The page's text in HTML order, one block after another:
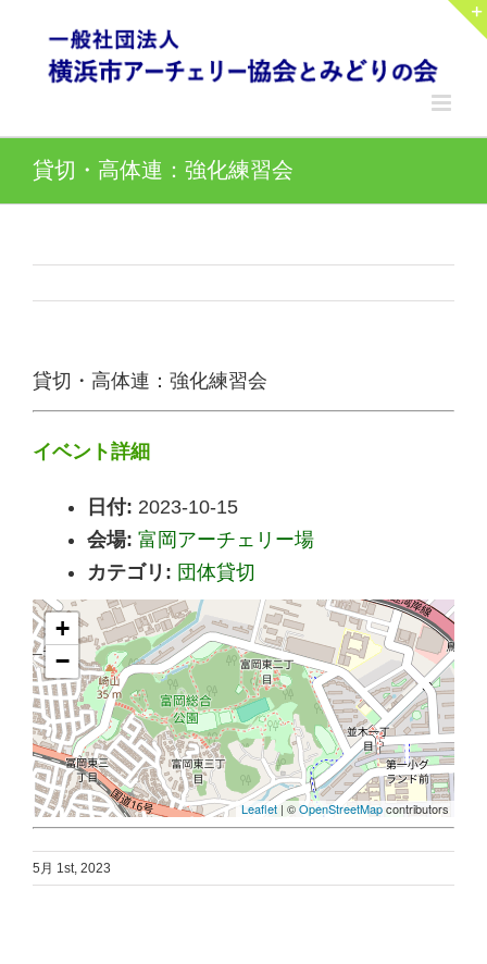
content
貸切・高体連：強化練習会
貸切・高体連：強化練習会
イベント詳細
日付: 2023-10-15
会場: 富岡アーチェリー場
カテゴリ: 団体貸切
+
−
Leaflet | ©OpenStreetMapcontributors
5月 1st, 2023